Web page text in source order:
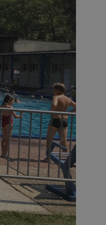
sesji.
sesji.
sesji.
Cookie-
dotyczących
to konieczne,
poprawnie.
o zgodzie
dotyczących
Rejestruje
i ustawień
w kolejnych
musi ponownie
wygodę i
powiązany z
Microsoft Clarity
do
o sesji
w celu śledzenia
multimedialnych